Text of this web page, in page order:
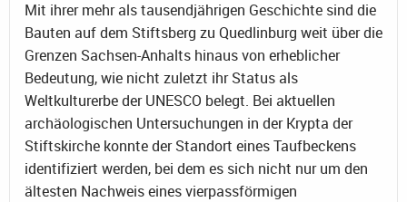
Mit ihrer mehr als tausendjährigen Geschichte sind die
Bauten auf dem Stiftsberg zu Quedlinburg weit über die
Grenzen Sachsen-Anhalts hinaus von erheblicher
Bedeutung, wie nicht zuletzt ihr Status als
Weltkulturerbe der UNESCO belegt. Bei aktuellen
archäologischen Untersuchungen in der Krypta der
Stiftskirche konnte der Standort eines Taufbeckens
identifiziert werden, bei dem es sich nicht nur um den
ältesten Nachweis eines vierpassförmigen